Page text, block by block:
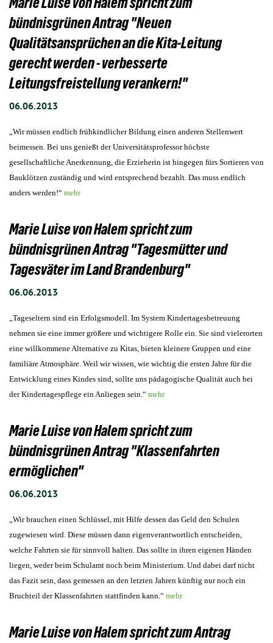
bündnisgrünen Antrag "Neuen
Qualitätsansprüchen an die Kita-Leitung
gerecht werden - verbesserte
Leitungsfreistellung verankern!"
06.06.2013
„Wir müssen endlich frühkindlicher Bildung einen anderen Stellenwert
beimessen. Bei uns genießt der Universitätsprofessor höchste
gesellschaftliche Anerkennung, die Erzieherin ist hingegen fürs Sortieren von
Bauklötzen zuständig und wird entsprechend bezahlt. Das muss endlich
anders werden!“ mehr
Marie Luise von Halem spricht zum
bündnisgrünen Antrag "Tagesmütter und
Tagesväter im Land Brandenburg"
06.06.2013
„Tageseltern sind ein Erfolgsmodell. Im System Kindertagesbetreuung
nehmen sie eine immer größere und wichtigere Rolle ein. Sie sind vielerorten
eine willkommene Alternative zu Kitas, bieten kleinere Gruppen und eine
familiäre Atmosphäre. Weil wir wissen, wie wichtig die ersten Jahre für die
Entwicklung eines Kindes sind, sollte uns pädagogische Qualität auch bei
der Kindertagespflege ein Anliegen sein.“ mehr
Marie Luise von Halem spricht zum
bündnisgrünen Antrag "Klassenfahrten
ermöglichen"
06.06.2013
„Wir brauchen einen Schlüssel, mit Hilfe dessen das Geld den Schulen
zugewiesen wird. Diese müssen dann eigenverantwortlich entscheiden,
welche Fahrten sie für sinnvoll halten. Das sollte in ihren eigenen Händen
liegen, weder beim Schulamt noch beim Ministerium. Und dabei darf nicht
das Fazit sein, dass gemessen an den letzten Jahren künftig nur noch ein
Bruchteil der Klassenfahrten stattfinden kann.“ mehr
Marie Luise von Halem spricht zum Antrag